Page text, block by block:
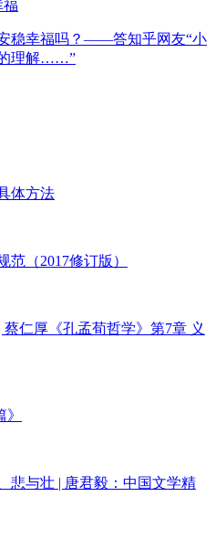
稳幸福吗？——答知乎网友“小
的理解……”
体方法
（2017修订版）
蔡仁厚《孔孟荀哲学》第7章 义
悲与壮 | 唐君毅：中国文学精